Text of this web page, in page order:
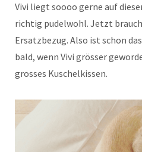
Vivi liegt soooo gerne auf
richtig pudelwohl. Jetzt
Ersatzbezug. Also ist schon
bald, wenn Vivi grösser
grosses Kuschelkissen.